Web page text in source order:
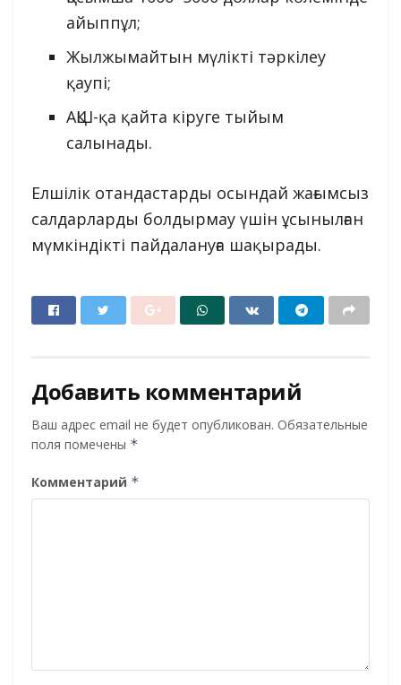
айыппұл;
Жылжымайтын мүлікті тәркілеу
қаупі;
АҚШ-қа қайта кіруге тыйым
салынады.
Елшілік отандастарды осындай жағымсыз
салдарларды болдырмау үшін ұсынылған
мүмкіндікті пайдалануға шақырады.
Добавить комментарий
Ваш адрес email не будет опубликован. Обязательные
поля помечены *
Комментарий *